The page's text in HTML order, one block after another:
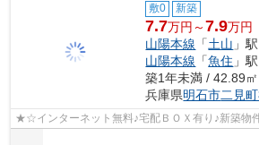
敷0 新築
7.7万円～7.9万円
山陽本線 「土山 」
山陽本線 「魚住 」
築1年未満 / 42.89
兵庫県明石市二見
★☆インターネット無料♪宅配ＢＯＸ有り♪新築